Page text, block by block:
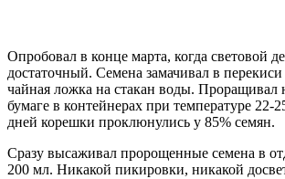
Опробовал в конце марта, когда световой
достаточный. Семена замачивал в
чайная ложка на стакан воды. Проращивал
бумаге в контейнерах при температуре 22-
дней корешки проклюнулись у 85% семян.
Сразу высаживал пророщенные семена в
200 мл. Никакой пикировки, никакой